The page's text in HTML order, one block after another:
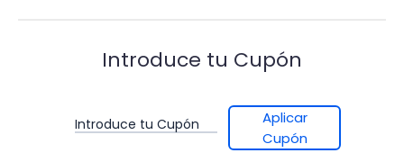
Introduce tu Cupón
Introduce tu Cupón
Aplicar
Cupón